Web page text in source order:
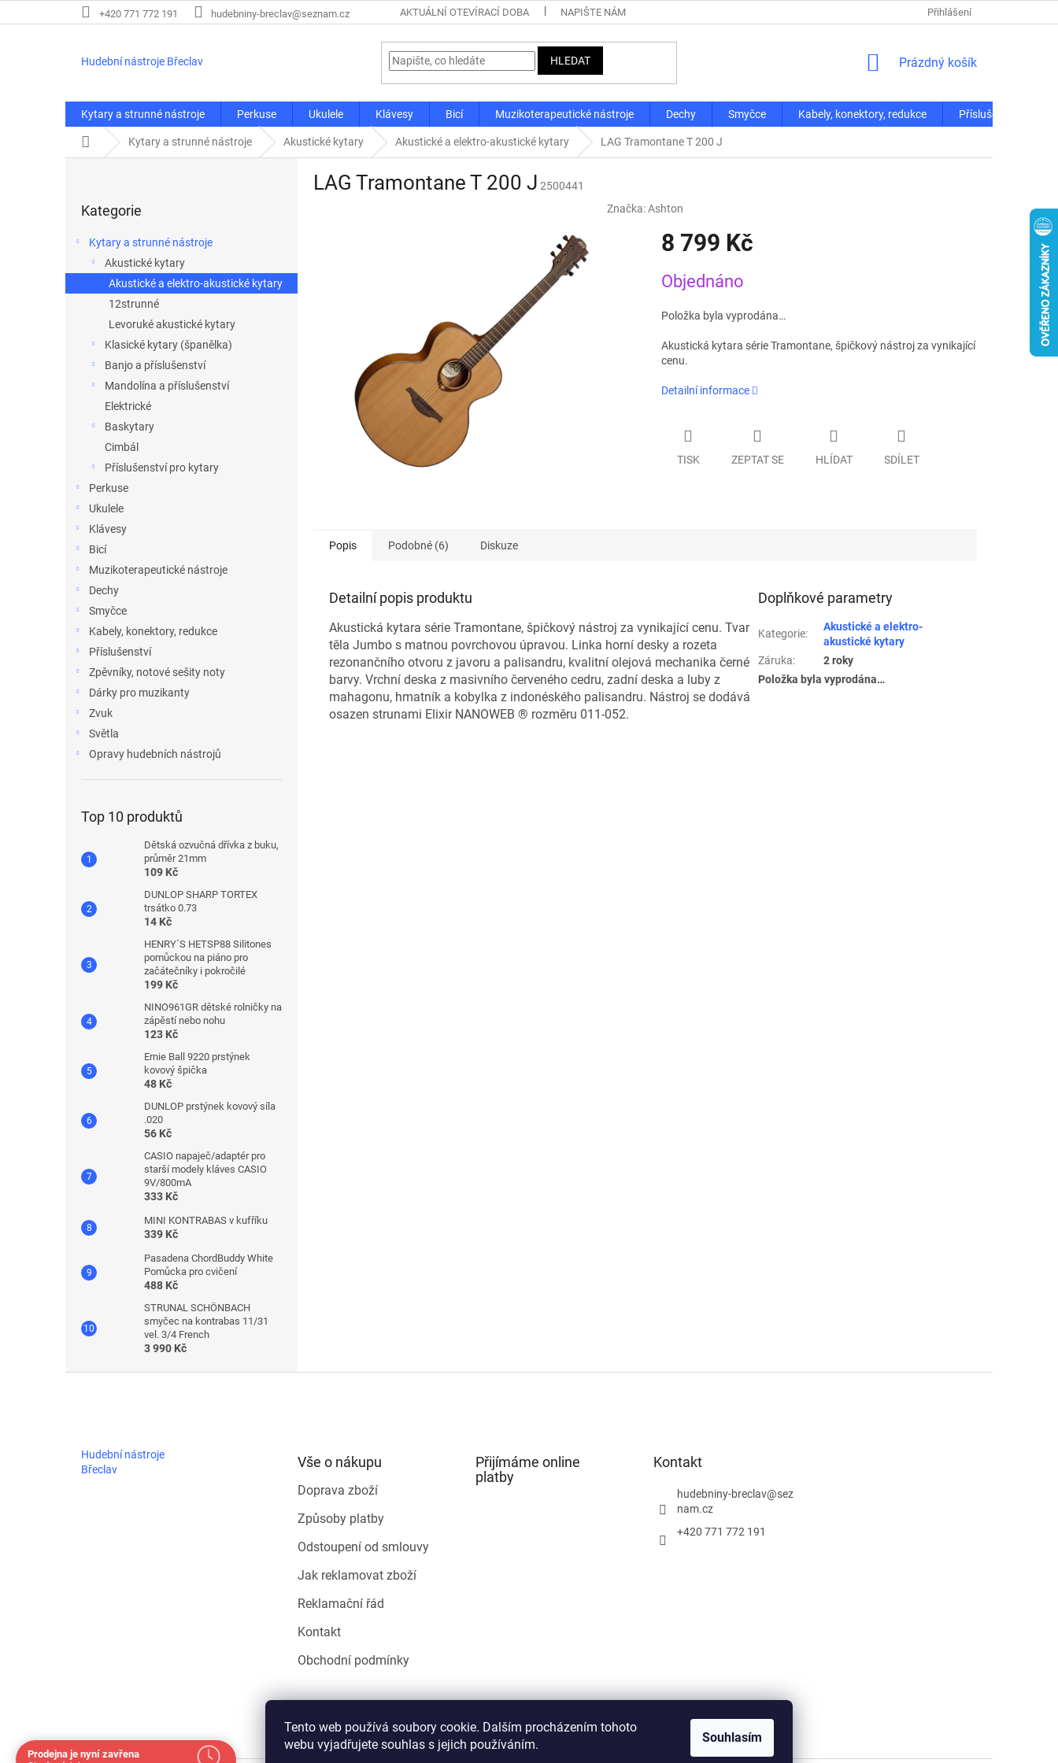
Tento web používá soubory cookie. Dalším procházením tohoto
webu vyjadřujete souhlas s jejich používáním.
Souhlasím
na
+420 771 772 191 hudebniny-breclav@seznam.cz AKTUÁLNÍ OTEVÍRACÍ DOBA NAPIŠTE NÁM Přihlášení
Hudební nástroje Břeclav HLEDAT
NÁKUPNÍ
Prázdný košík
Kytary a strunné nástroje Perkuse Ukulele Klávesy Bicí Muzikoterapeutické nástroje Dechy Smyčce Kabely, konektory, redukce Příslušenství
Domů Kytary a strunné nástroje Akustické kytary Akustické a elektro-akustické kytary LAG Tramontane T 200 J
n
kategorie
Kategorie
Kytary a strunné nástroje
Akustické kytary
Akustické a elektro-akustické kytary
12strunné
Levoruké akustické kytary
Klasické kytary (španělka)
Banjo a příslušenství
Mandolína a příslušenství
Elektrické
Baskytary
Cimbál
Příslušenství pro kytary
Perkuse
Ukulele
Klávesy
Bicí
Muzikoterapeutické nástroje
Dechy
Smyčce
Kabely, konektory, redukce
Příslušenství
Zpěvníky, notové sešity noty
Dárky pro muzikanty
Zvuk
Světla
Opravy hudebních nástrojů
Top 10 produktů
Dětská ozvučná dřívka z buku,
průměr 21mm
109 Kč
DUNLOP SHARP TORTEX
trsátko 0.73
14 Kč
HENRY´S HETSP88 Silitones
pomůckou na piáno pro
začátečníky i pokročilé
199 Kč
NINO961GR dětské rolničky na
zápěstí nebo nohu
123 Kč
Ernie Ball 9220 prstýnek
kovový špička
48 Kč
DUNLOP prstýnek kovový síla
.020
56 Kč
CASIO napaječ/adaptér pro
starší modely kláves CASIO
9V/800mA
333 Kč
MINI KONTRABAS v kufříku
339 Kč
Pasadena ChordBuddy White
Pomůcka pro cvičení
488 Kč
STRUNAL SCHÖNBACH
smyčec na kontrabas 11/31
vel. 3/4 French
3 990 Kč
LAG Tramontane T 200 J 2500441
Značka:Ashton
8 799 Kč
cena:
Objednáno
Položka byla vyprodána…
Akustická kytara série Tramontane, špičkový nástroj za vynikající
cenu.
Detailní informace
TISK ZEPTAT SE HLÍDAT SDÍLET
Popis Podobné (6) Diskuze
Detailní popis produktu
Akustická kytara série Tramontane, špičkový nástroj za vynikající cenu. Tvar
těla Jumbo s matnou povrchovou úpravou. Linka horní desky a rozeta
rezonančního otvoru z javoru a palisandru, kvalitní olejová mechanika černé
barvy. Vrchní deska z masivního červeného cedru, zadní deska a luby z
mahagonu, hmatník a kobylka z indonéského palisandru. Nástroj se dodává
osazen strunami Elixir NANOWEB ® rozměru 011-052.
Doplňkové parametry
Kategorie:
Akustické a elektro-
akustické kytary
Záruka:
2 roky
Položka byla vyprodána…
Hudební nástroje
Břeclav
Vše o nákupu
Doprava zboží
Způsoby platby
Odstoupení od smlouvy
Jak reklamovat zboží
Reklamační řád
Kontakt
Obchodní podmínky
Přijímáme online
platby
Kontakt
hudebniny-breclav@sez
nam.cz
+420 771 772 191
Heureka.cz
Prodejna je nyní zavřena
Navštivte nás osobně